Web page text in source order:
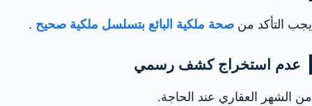
يجب التأكد من صحة ملكية البائع بتسلسل ملكية صحيح .
عدم استخراج كشف رسمي
من الشهر العقاري عند الحاجة.